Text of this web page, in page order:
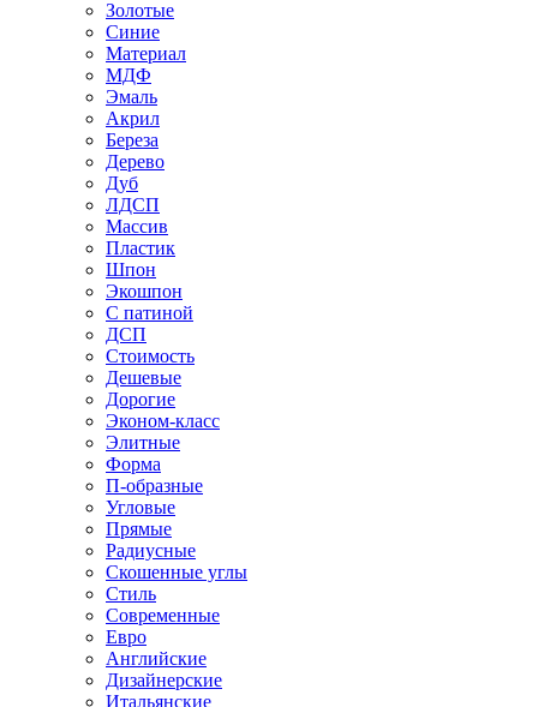
Золотые
Синие
Материал
МДФ
Эмаль
Акрил
Береза
Дерево
Дуб
ЛДСП
Массив
Пластик
Шпон
Экошпон
С патиной
ДСП
Стоимость
Дешевые
Дорогие
Эконом-класс
Элитные
Форма
П-образные
Угловые
Прямые
Радиусные
Скошенные углы
Стиль
Современные
Евро
Английские
Дизайнерские
Итальянские